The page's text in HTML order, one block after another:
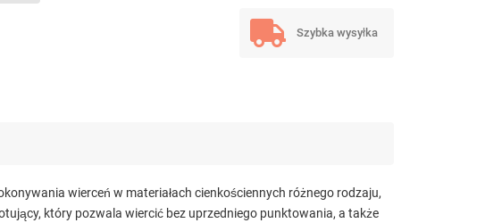
Szybka wysyłka
wierceń w materiałach cienkościennych różnego rodzaju,
który pozwala wiercić bez uprzedniego punktowania, a także